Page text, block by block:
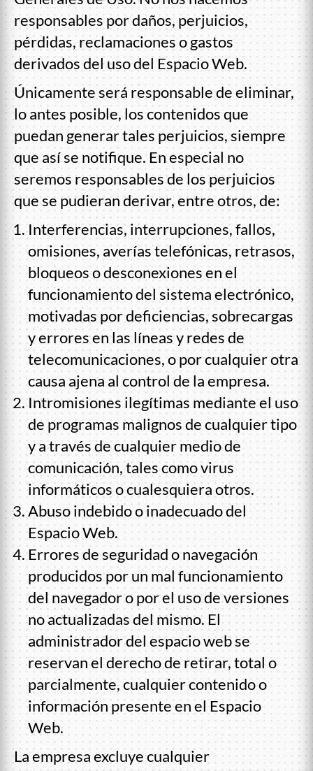
responsables por daños, perjuicios,
pérdidas, reclamaciones o gastos
derivados del uso del Espacio Web.
Únicamente será responsable de eliminar,
lo antes posible, los contenidos que
puedan generar tales perjuicios, siempre
que así se notifique. En especial no
seremos responsables de los perjuicios
que se pudieran derivar, entre otros, de:
Interferencias, interrupciones, fallos,
omisiones, averías telefónicas, retrasos,
bloqueos o desconexiones en el
funcionamiento del sistema electrónico,
motivadas por deficiencias, sobrecargas
y errores en las líneas y redes de
telecomunicaciones, o por cualquier otra
causa ajena al control de la empresa.
Intromisiones ilegítimas mediante el uso
de programas malignos de cualquier tipo
y a través de cualquier medio de
comunicación, tales como virus
informáticos o cualesquiera otros.
Abuso indebido o inadecuado del
Espacio Web.
Errores de seguridad o navegación
producidos por un mal funcionamiento
del navegador o por el uso de versiones
no actualizadas del mismo. El
administrador del espacio web se
reservan el derecho de retirar, total o
parcialmente, cualquier contenido o
información presente en el Espacio
Web.
La empresa excluye cualquier